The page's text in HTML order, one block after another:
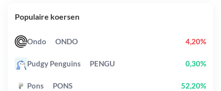
Populaire koersen
Ondo ONDO 4,20%
Pudgy Penguins PENGU 0,30%
Pons PONS 52,20%